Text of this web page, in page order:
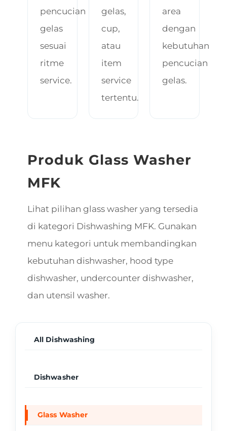
pencucian
gelas
sesuai
ritme
service.
gelas,
cup,
atau
item
service
tertentu.
area
dengan
kebutuhan
pencucian
gelas.
Produk Glass Washer
MFK
Lihat pilihan glass washer yang tersedia
di kategori Dishwashing MFK. Gunakan
menu kategori untuk membandingkan
kebutuhan dishwasher, hood type
dishwasher, undercounter dishwasher,
dan utensil washer.
All Dishwashing
Dishwasher
Glass Washer